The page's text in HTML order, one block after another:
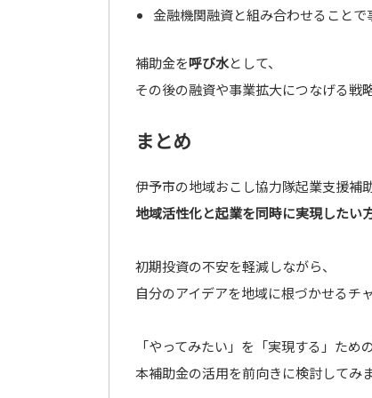
金融機関融資と組み合わせることで
補助金を呼び水として、
その後の融資や事業拡大につなげる戦
まとめ
伊予市の地域おこし協力隊起業支援補助
地域活性化と起業を同時に実現したい
初期投資の不安を軽減しながら、
自分のアイデアを地域に根づかせるチ
「やってみたい」を「実現する」ため
本補助金の活用を前向きに検討してみ